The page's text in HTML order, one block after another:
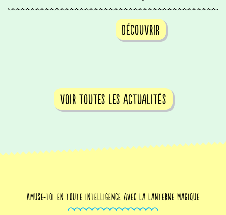
Découvrir
voir toutes les actualités
Amuse-toi en toute intelligence avec La Lanterne Magique